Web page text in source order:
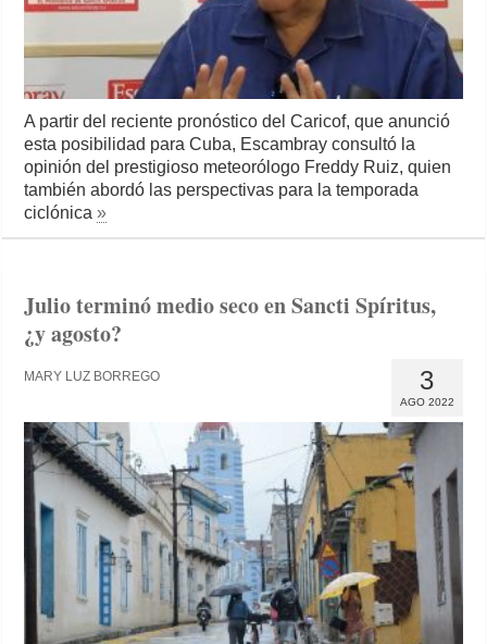
A partir del reciente pronóstico del Caricof, que anunció
esta posibilidad para Cuba, Escambray consultó la
opinión del prestigioso meteorólogo Freddy Ruiz, quien
también abordó las perspectivas para la temporada
ciclónica»
Julio terminó medio seco en Sancti Spíritus,
¿y agosto?
3
AGO 2022
MARY LUZ BORREGO